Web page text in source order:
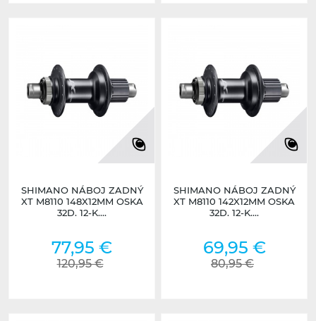
SHIMANO NÁBOJ ZADNÝ
XT M8110 148X12MM OSKA
32D. 12-K....
77,95 €
120,95 €
SHIMANO NÁBOJ ZADNÝ
XT M8110 142X12MM OSKA
32D. 12-K....
69,95 €
80,95 €